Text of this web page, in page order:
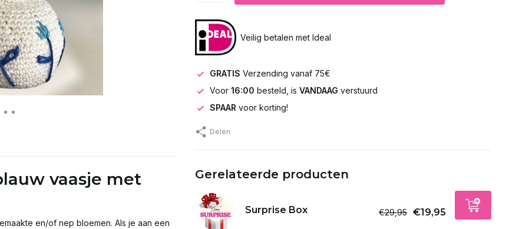
vaasje met
en/of nep bloemen. Als je aan een
Veilig betalen met Ideal
GRATIS Verzending vanaf 75€
Voor 16:00 besteld, is VANDAAG verstuurd
SPAAR voor korting!
Delen
Gerelateerde producten
Surprise Box €29,95 €19,95